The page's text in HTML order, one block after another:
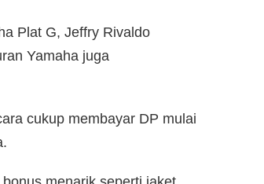
Plat G, Jeffry Rivaldo
Yamaha juga
cukup membayar DP mulai